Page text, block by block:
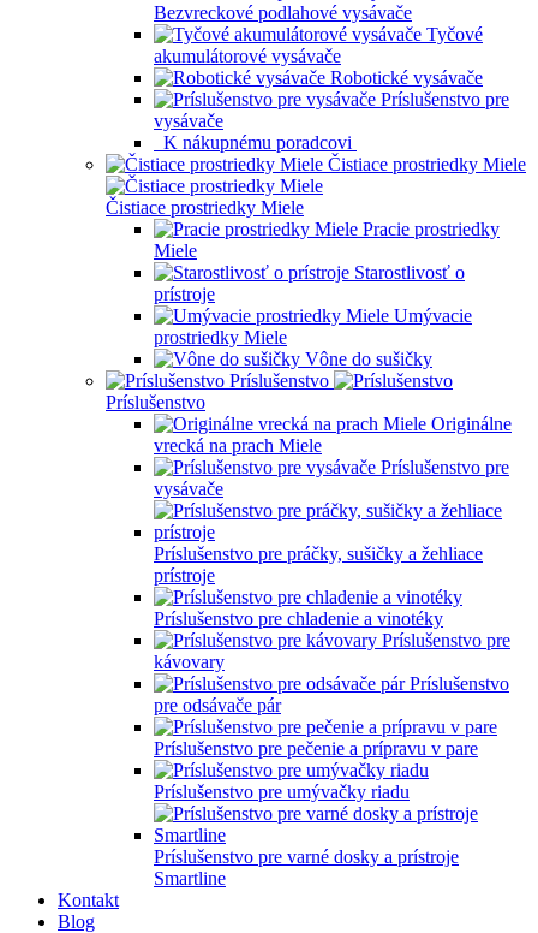
Bezvreckové podlahové vysávače
Tyčové
akumulátorové vysávače
Robotické vysávače
Príslušenstvo pre
vysávače
K nákupnému poradcovi
Čistiace prostriedky Miele
Čistiace prostriedky Miele
Pracie prostriedky
Miele
Starostlivosť o
prístroje
Umývacie
prostriedky Miele
Vône do sušičky
Príslušenstvo
Príslušenstvo
Originálne
vrecká na prach Miele
Príslušenstvo pre
vysávače
Príslušenstvo pre práčky, sušičky a žehliace
prístroje
Príslušenstvo pre chladenie a vinotéky
Príslušenstvo pre
kávovary
Príslušenstvo
pre odsávače pár
Príslušenstvo pre pečenie a prípravu v pare
Príslušenstvo pre umývačky riadu
Príslušenstvo pre varné dosky a prístroje
Smartline
Kontakt
Blog